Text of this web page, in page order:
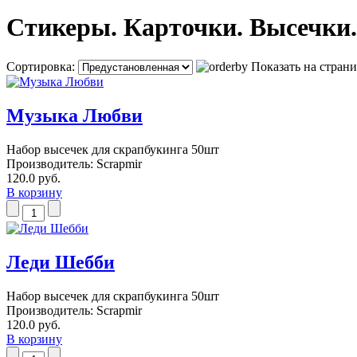
Стикеры. Карточки. Высечки.
Сортировка: Показать на
Музыка Любви
Набор высечек для скрапбукинга 50шт
Производитель: Scrapmir
120.0 руб.
В корзину
Леди Шебби
Набор высечек для скрапбукинга 50шт
Производитель: Scrapmir
120.0 руб.
В корзину